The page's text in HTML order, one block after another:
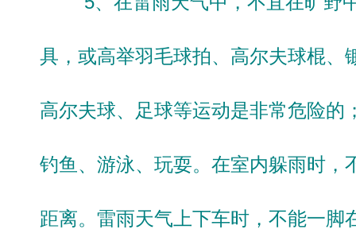
具，或高举羽毛球拍、高尔夫球棍、
高尔夫球、足球等运动是非常危险
钓鱼、游泳、玩耍。在室内躲雨时，
距离。雷雨天气上下车时，不能一